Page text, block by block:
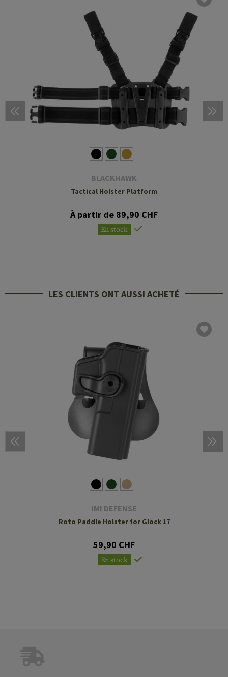
BLACKHAWK
Tactical Holster Platform
À partir de 89,90 CHF
En stock
LES CLIENTS ONT AUSSI ACHETÉ
IMI DEFENSE
Roto Paddle Holster for Glock 17
59,90 CHF
En stock